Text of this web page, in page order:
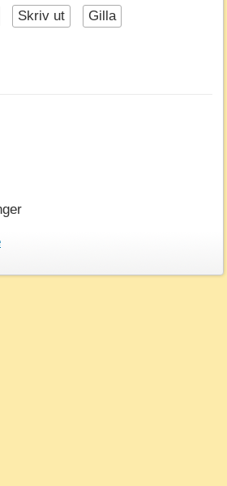
Skriv ut
Gilla